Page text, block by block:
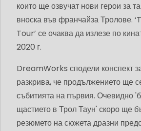
които ще озвучат нови герои за
вноска във франчайза Тролове.
Tour’ се очаква да излезе по
2020 г.
DreamWorks сподели конспект
разкрива, че продължението ще
събитията на първия. Очевидно
щастието в Трол Таун' скоро ще
резюмето на сюжета дразни